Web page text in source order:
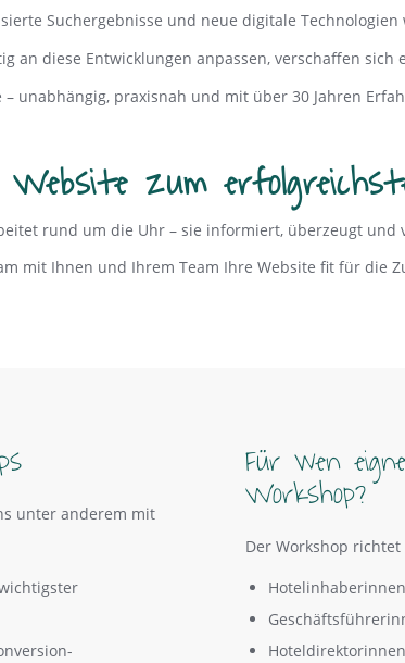
Suchergebnisse und neue digitale
an diese Entwicklungen anpassen, verschaffen
unabhängig, praxisnah und mit über 30 Jahren
Website zum
rund um die Uhr – sie informiert, überzeugt und
mit Ihnen und Ihrem Team Ihre Website fit für die
unter anderem mit
Für wen
Workshop?
Der Workshop richtet